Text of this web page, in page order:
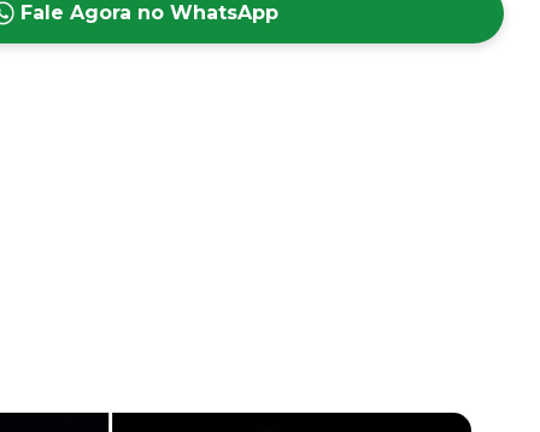
Fale Agora no WhatsApp